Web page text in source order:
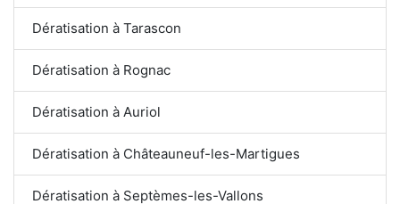
Dératisation à Tarascon
Dératisation à Rognac
Dératisation à Auriol
Dératisation à Châteauneuf-les-Martigues
Dératisation à Septèmes-les-Vallons